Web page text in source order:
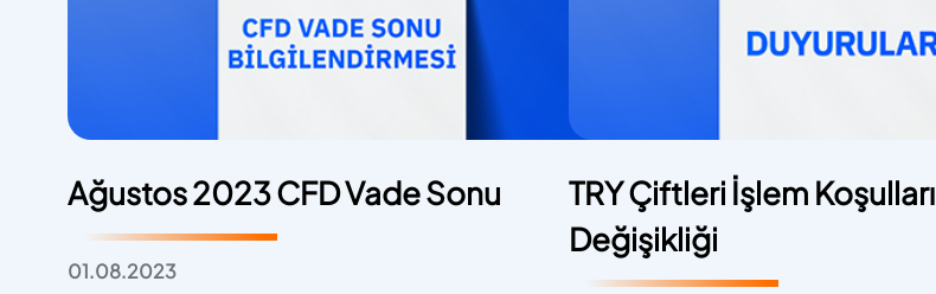
Ağustos 2023 CFD Vade Sonu
01.08.2023
TRY Çiftleri İşlem Koşulları
Değişikliği